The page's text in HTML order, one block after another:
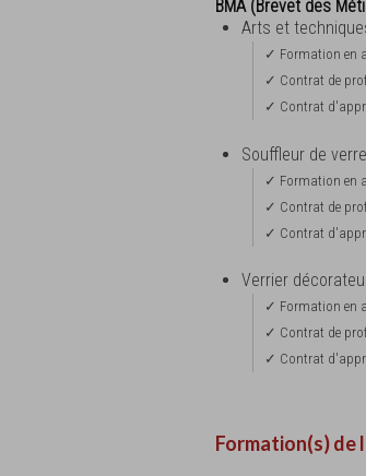
BMA (Brevet des
Arts et
✓ Formation en
✓ Contrat de
✓ Contrat
Souffleur de verre
✓ Formation en
✓ Contrat de
✓ Contrat
Verrier
✓ Formation en
✓ Contrat de
✓ Contrat
Formation(s) de